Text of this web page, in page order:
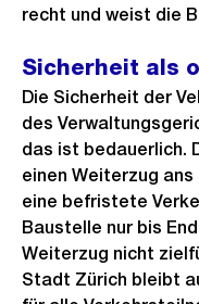
recht und weist die
Sicherheit als
Die Sicherheit der
des
das ist bedauerlich.
einen Weiterzug
eine befristete
Baustelle nur bis
Weiterzug nicht
Stadt Zürich bleibt